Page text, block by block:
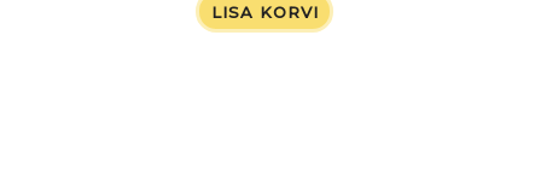
LISA KORVI